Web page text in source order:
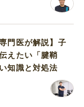
門医が解説】子
えたい「腱鞘
知識と対処法